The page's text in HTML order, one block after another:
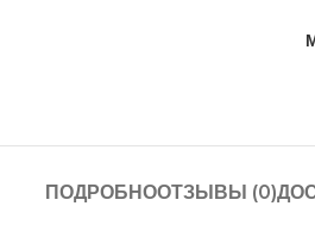
ПОДРОБНООТЗЫВЫ (0)